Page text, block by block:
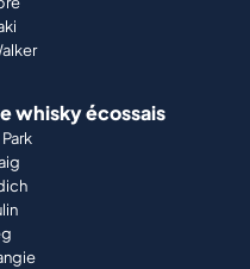
whisky écossais